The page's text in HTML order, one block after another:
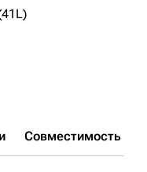
Совместимость